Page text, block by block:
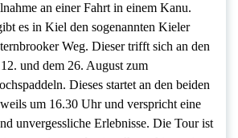
an einer Fahrt in einem Kanu.
es in Kiel den sogenannten Kieler
Weg. Dieser trifft sich an den
und dem 26. August zum
Dieses startet an den beiden
um 16.30 Uhr und verspricht eine
unvergessliche Erlebnisse. Die Tour ist